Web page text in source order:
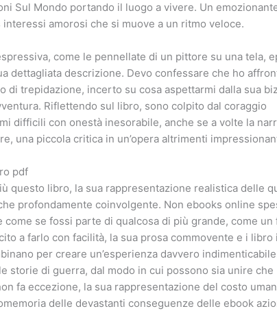
Sul Mondo portando il luogo a vivere. Un
amorosi che si muove a un ritmo veloce.
come le pennellate di un pittore su una tela,
dettagliata descrizione. Devo confessare che ho
di trepidazione, incerto su cosa aspettarmi dalla sua
Riflettendo sul libro, sono colpito dal coraggio
difficili con onestà inesorabile, anche se a volte la
una piccola critica in un’opera altrimenti
pdf
questo libro, la sua rappresentazione realistica delle
profondamente coinvolgente. Non ebooks online
se fossi parte di qualcosa di più grande, come un
a farlo con facilità, la sua prosa commovente e i libro
per creare un’esperienza davvero
storie di guerra, dal modo in cui possono sia unire che
fa eccezione, la sua rappresentazione del costo
delle devastanti conseguenze delle ebook